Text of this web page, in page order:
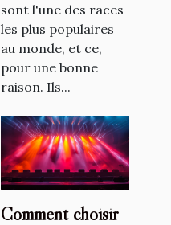
sont l'une des races
les plus populaires
au monde, et ce,
pour une bonne
raison. Ils...
Comment choisir